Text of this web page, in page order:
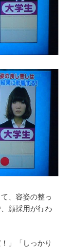
、容姿の整っ
顔採用が行わ
」「しっかり